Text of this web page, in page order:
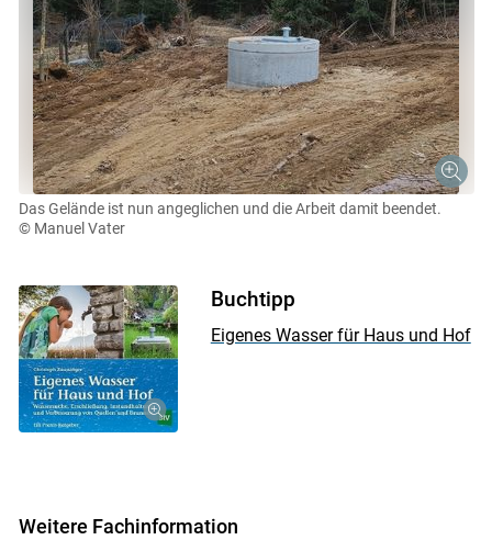
Das Gelände ist nun angeglichen und die Arbeit damit beendet.
© Manuel Vater
Buchtipp
Eigenes Wasser für Haus und Hof
Weitere Fachinformation